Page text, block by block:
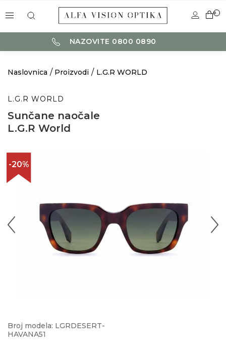
0
NAZOVITE 0800 0890
Naslovnica Proizvodi L.G.R WORLD
L.G.R WORLD
Sunčane naočale
L.G.R World
-20%
Broj modela: LGRDESERT-
HAVANA51